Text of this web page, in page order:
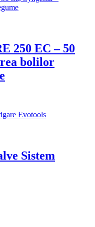
250 EC – 50
bolilor
Sistem